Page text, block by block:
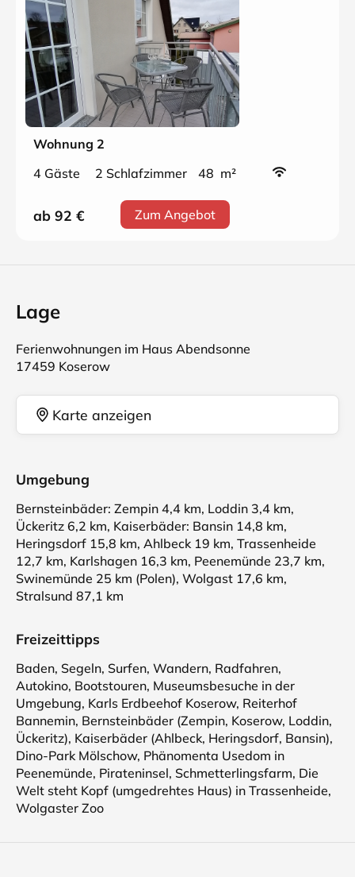
Wohnung 2
4 Gäste
2 Schlafzimmer 48 m²
ab 92 € Zum Angebot
Lage
Ferienwohnungen im Haus Abendsonne
17459 Koserow
Karte anzeigen
Umgebung
Bernsteinbäder: Zempin 4,4 km, Loddin 3,4 km,
Ückeritz 6,2 km, Kaiserbäder: Bansin 14,8 km,
Heringsdorf 15,8 km, Ahlbeck 19 km, Trassenheide
12,7 km, Karlshagen 16,3 km, Peenemünde 23,7 km,
Swinemünde 25 km (Polen), Wolgast 17,6 km,
Stralsund 87,1 km
Freizeittipps
Baden, Segeln, Surfen, Wandern, Radfahren,
Autokino, Bootstouren, Museumsbesuche in der
Umgebung, Karls Erdbeehof Koserow, Reiterhof
Bannemin, Bernsteinbäder (Zempin, Koserow, Loddin,
Ückeritz), Kaiserbäder (Ahlbeck, Heringsdorf, Bansin),
Dino-Park Mölschow, Phänomenta Usedom in
Peenemünde, Pirateninsel, Schmetterlingsfarm, Die
Welt steht Kopf (umgedrehtes Haus) in Trassenheide,
Wolgaster Zoo